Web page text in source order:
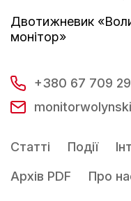
Двотижневик
монітор»
+380 67 709
Статті Події
Архів PDF
Про